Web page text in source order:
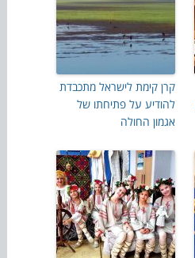
קרן קימת לישראל מתכבדת
להודיע על פתיחתו של
אגמון החולה